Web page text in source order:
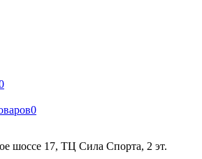
0
шоссе 17, ТЦ Сила Спорта, 2 эт.